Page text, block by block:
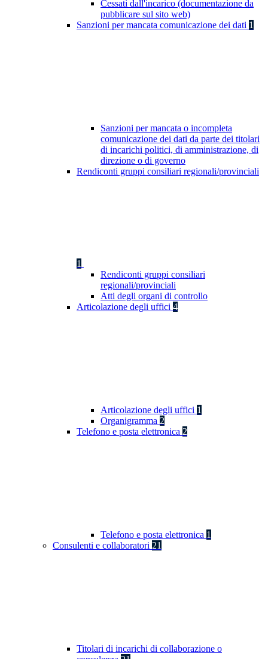
Cessati dall'incarico (documentazione da
pubblicare sul sito web)
Sanzioni per mancata comunicazione dei dati 1
Sanzioni per mancata o incompleta
comunicazione dei dati da parte dei titolari
di incarichi politici, di amministrazione, di
direzione o di governo
Rendiconti gruppi consiliari regionali/provinciali
1
Rendiconti gruppi consiliari
regionali/provinciali
Atti degli organi di controllo
Articolazione degli uffici 4
Articolazione degli uffici 1
Organigramma 2
Telefono e posta elettronica 2
Telefono e posta elettronica 1
Consulenti e collaboratori 21
Titolari di incarichi di collaborazione o